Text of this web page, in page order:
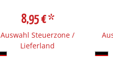
8,95 €*
Auswahl Steuerzone /
Lieferland